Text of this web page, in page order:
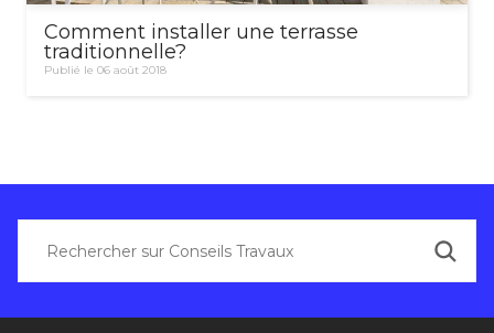
Comment installer une terrasse
traditionnelle?
Publié le 06 août 2018